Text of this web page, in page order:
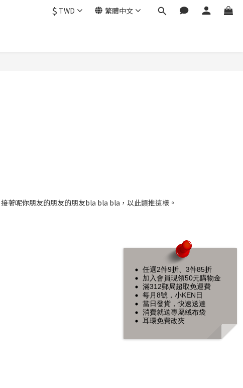
$ TWD 繁體中文
著呢你朋友的朋友的朋友bla bla bla，以此類推這樣。
任選2件9折、3件85折
加入會員現領50元購物金
滿312郵局超取免運費
每月8號，小KEN日
當日發貨，快速送達
消費就送專屬絨布袋
耳環免費改夾